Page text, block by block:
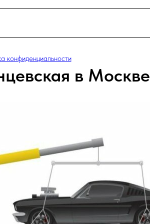
конфиденциальности
в Москве